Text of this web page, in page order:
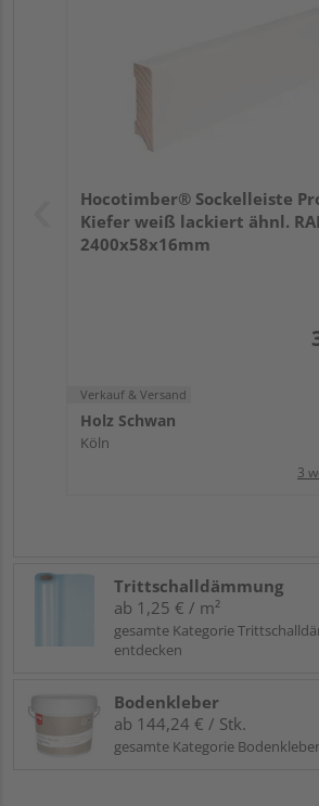
Hocotimber® Sockelleiste
Kiefer weiß lackiert ähnl.
2400x58x16mm
Verkauf & Versand
Holz Schwan
Köln
3
Trittschalldämmung
ab 1,25 € / m²
gesamte Kategorie
entdecken
Bodenkleber
ab 144,24 € / Stk.
gesamte Kategorie